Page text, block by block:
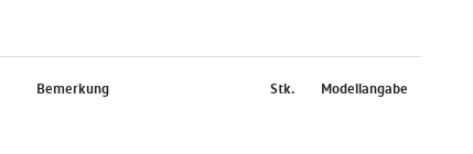
Bemerkung Stk. Modellangabe